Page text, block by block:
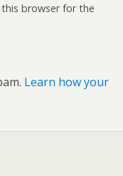
browser for the
Learn how your